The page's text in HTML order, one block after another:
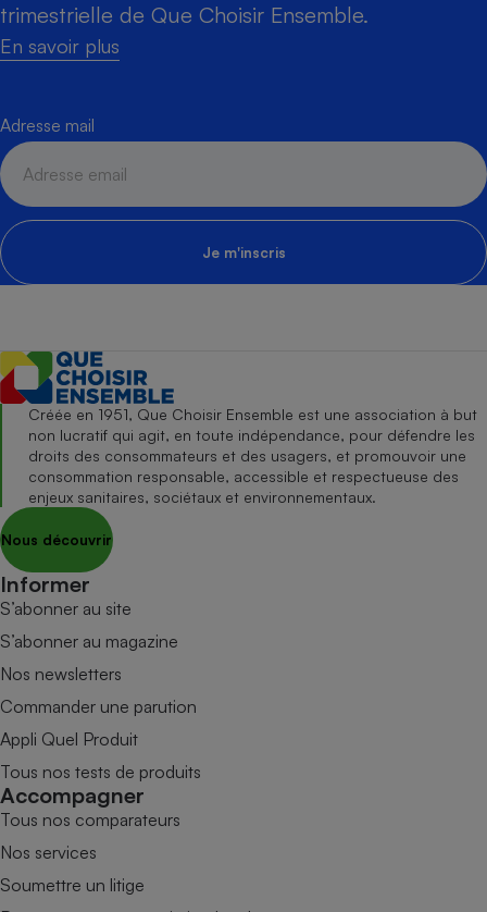
trimestrielle de Que Choisir Ensemble.
En savoir plus
Adresse mail
Je m'inscris
Créée en 1951, Que Choisir Ensemble est une association à but
non lucratif qui agit, en toute indépendance, pour défendre les
droits des consommateurs et des usagers, et promouvoir une
consommation responsable, accessible et respectueuse des
enjeux sanitaires, sociétaux et environnementaux.
Nous découvrir
Informer
S’abonner au site
S’abonner au magazine
Nos newsletters
Commander une parution
Appli Quel Produit
Tous nos tests de produits
Accompagner
Tous nos comparateurs
Nos services
Soumettre un litige